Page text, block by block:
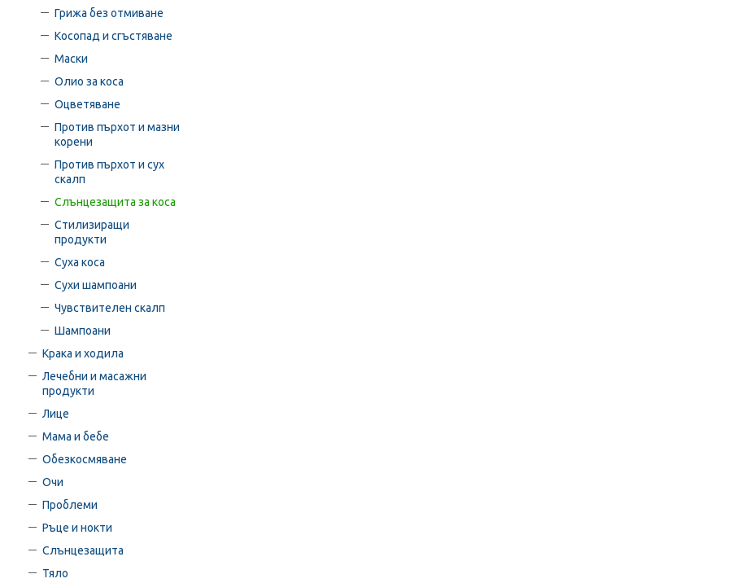
Грижа без отмиване
Косопад и сгъстяване
Маски
Олио за коса
Оцветяване
Против пърхот и мазни
корени
Против пърхот и сух
скалп
Слънцезащита за коса
Стилизиращи
продукти
Суха коса
Сухи шампоани
Чувствителен скалп
Шампоани
Крака и ходила
Лечебни и масажни
продукти
Лице
Мама и бебе
Обезкосмяване
Очи
Проблеми
Ръце и нокти
Слънцезащита
Тяло